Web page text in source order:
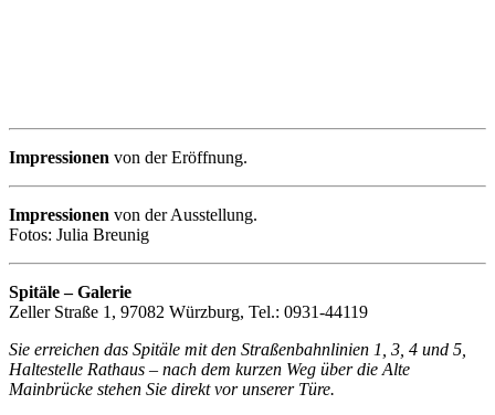
Impressionen von der Eröffnung.
Impressionen von der Ausstellung.
Fotos: Julia Breunig
Spitäle – Galerie
Zeller Straße 1, 97082 Würzburg, Tel.: 0931-44119
Sie erreichen das Spitäle mit den Straßenbahnlinien 1, 3, 4 und 5,
Haltestelle Rathaus – nach dem kurzen Weg über die Alte
Mainbrücke stehen Sie direkt vor unserer Türe.